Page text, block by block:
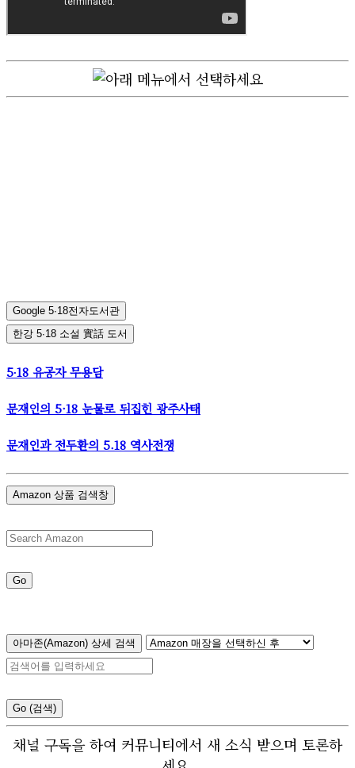
Google 5∙18전자도서관
한강 5∙18 소설 實話 도서
5∙18 유공자 무용담
문재인의 5·18 눈물로 뒤집힌 광주사태
문재인과 전두환의 5.18 역사전쟁
Amazon 상품 검색창
Go
아마존(Amazon) 상세 검색
Go (검색)
채널 구독을 하여 커뮤니티에서 새 소식 받으며 토론하